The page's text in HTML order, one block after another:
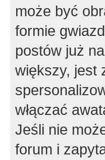
może być
formie
postów już
większy, jest
włączać
Jeśli nie
forum i